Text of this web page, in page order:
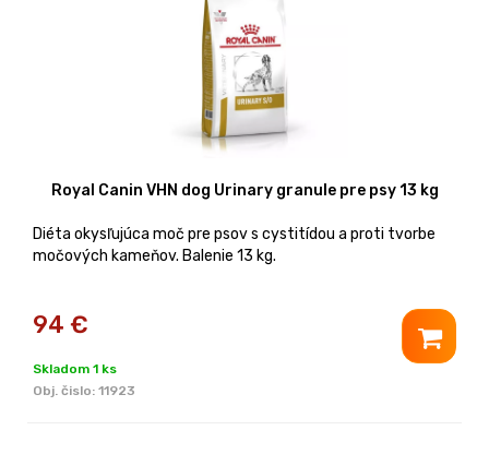
Royal Canin VHN dog Urinary granule pre psy 13 kg
Diéta okysľujúca moč pre psov s cystitídou a proti tvorbe
močových kameňov. Balenie 13 kg.
94 €
Skladom 1 ks
Obj. čislo: 11923